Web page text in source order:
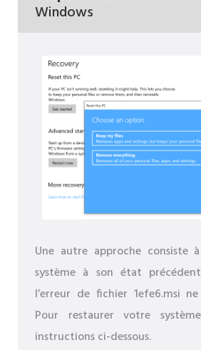
Windows
Une autre approche consiste
système à son état
l’erreur de fichier 1efe6.msi
Pour restaurer votre
instructions ci-dessous.